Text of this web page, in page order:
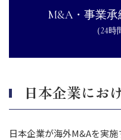
M&A・事業
（24
日本企業にお
日本企業が海外M&Aを実